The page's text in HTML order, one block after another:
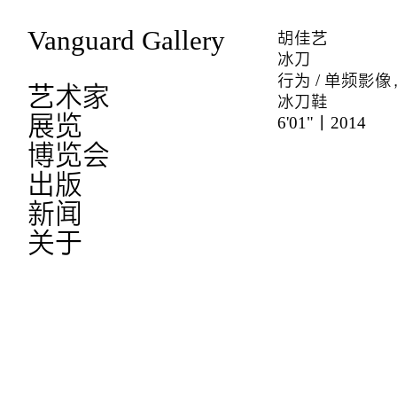
Vanguard Gallery
艺术家
展览
博览会
出版
新闻
关于
胡佳艺
冰刀
行为 / 单频影像
冰刀鞋
6'01"｜2014